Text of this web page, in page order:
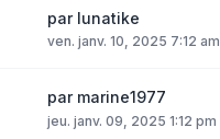
par lunatike
ven. janv. 10, 2025 7:12 am
par marine1977
jeu. janv. 09, 2025 1:12 pm